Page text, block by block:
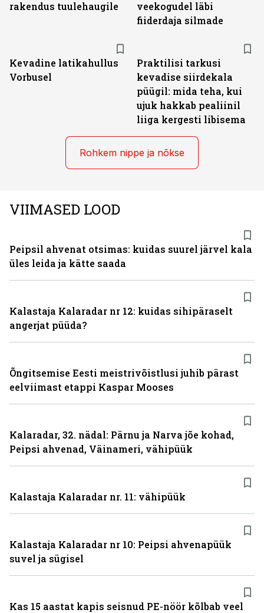
rakendus tuulehaugile
veekogudel läbi
fiiderdaja silmade
Kevadine latikahullus
Vorbusel
Praktilisi tarkusi
kevadise siirdekala
püügil: mida teha, kui
ujuk hakkab pealiinil
liiga kergesti libisema
Rohkem nippe ja nõkse
VIIMASED LOOD
Peipsil ahvenat otsimas: kuidas suurel järvel kala
üles leida ja kätte saada
Kalastaja Kalaradar nr 12: kuidas sihipäraselt
angerjat püüda?
Õngitsemise Eesti meistrivõistlusi juhib pärast
eelviimast etappi Kaspar Mooses
Kalaradar, 32. nädal: Pärnu ja Narva jõe kohad,
Peipsi ahvenad, Väinameri, vähipüük
Kalastaja Kalaradar nr. 11: vähipüük
Kalastaja Kalaradar nr 10: Peipsi ahvenapüük
suvel ja sügisel
Kas 15 aastat kapis seisnud PE-nöör kõlbab veel